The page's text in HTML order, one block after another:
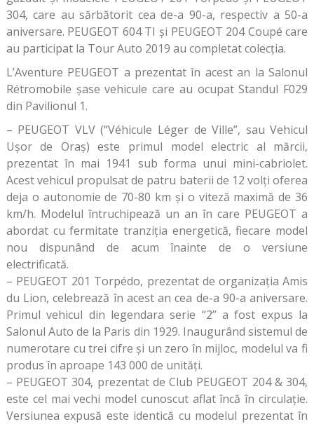
304, care au sărbătorit cea de-a 90-a, respectiv a 50-a
aniversare. PEUGEOT 604 TI și PEUGEOT 204 Coupé care
au participat la Tour Auto 2019 au completat colecția.
L’Aventure PEUGEOT a prezentat în acest an la Salonul
Rétromobile șase vehicule care au ocupat Standul F029
din Pavilionul 1.
– PEUGEOT VLV (“Véhicule Léger de Ville”, sau Vehicul
Ușor de Oraș) este primul model electric al mărcii,
prezentat în mai 1941 sub forma unui mini-cabriolet.
Acest vehicul propulsat de patru baterii de 12 volți oferea
deja o autonomie de 70-80 km și o viteză maximă de 36
km/h. Modelul întruchipează un an în care PEUGEOT a
abordat cu fermitate tranziția energetică, fiecare model
nou dispunând de acum înainte de o versiune
electrificată.
– PEUGEOT 201 Torpédo, prezentat de organizația Amis
du Lion, celebrează în acest an cea de-a 90-a aniversare.
Primul vehicul din legendara serie “2” a fost expus la
Salonul Auto de la Paris din 1929. Inaugurând sistemul de
numerotare cu trei cifre și un zero în mijloc, modelul va fi
produs în aproape 143 000 de unități.
– PEUGEOT 304, prezentat de Club PEUGEOT 204 & 304,
este cel mai vechi model cunoscut aflat încă în circulație.
Versiunea expusă este identică cu modelul prezentat în